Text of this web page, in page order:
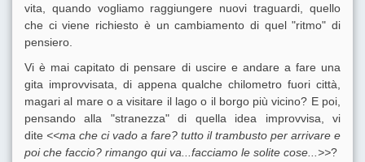
vita, quando vogliamo raggiungere nuovi traguardi, quello
che ci viene richiesto è un cambiamento di quel "ritmo" di
pensiero.
Vi è mai capitato di pensare di uscire e andare a fare una
gita improvvisata, di appena qualche chilometro fuori città,
magari al mare o a visitare il lago o il borgo più vicino? E poi,
pensando alla "stranezza" di quella idea improvvisa, vi
dite <<ma che ci vado a fare? tutto il trambusto per arrivare e
poi che faccio? rimango qui va...facciamo le solite cose...>>?